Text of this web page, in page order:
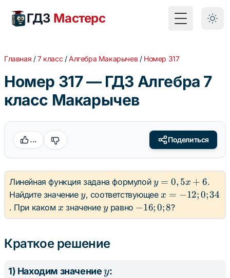
ГДЗ Мастерс Toggle Menu
Главная /7 класс /Алгебра Макарычев/ Номер 317
Номер 317 — ГДЗ Алгебра 7
класс Макарычев
... Поделиться
Линейная функция задана формулой y =
0,5x
+ 6
y = 0, 5x + 6.
Найдите значениеy
y, соответствующееx =
-12;
0;
x = −12;0;34
. При какомx
x значение y
yравно -16;
0; 8
−16;0;8?
Краткое решение
1) Находим значениеy
y: